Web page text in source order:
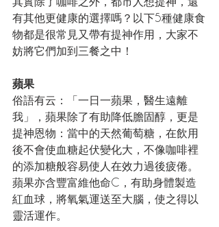
有其他更健康的選擇嗎？以下5種健康食
物都是很常見又帶有提神作用，大家不
妨將它們加到三餐之中！
蘋果
俗語有云：「一日一蘋果，醫生遠離
我」，蘋果除了有助降低膽固醇，更是
提神恩物：當中的天然葡萄糖，在飲用
後不會使血糖起伏變化大，不像咖啡裡
的添加糖般容易使人在效力過後疲倦。
蘋果亦含豐富維他命C，有助身體製造
紅血球，將氧氣運送至大腦，使之得以
靈活運作。